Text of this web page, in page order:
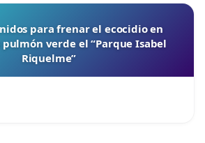
para frenar el ecocidio en
verde el “Parque Isabel
Riquelme”